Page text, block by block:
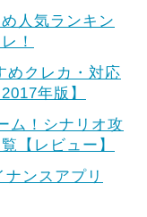
人気ランキン
！
めクレカ・対応
年版】
ム！シナリオ攻
【レビュー】
ナンスアプリ